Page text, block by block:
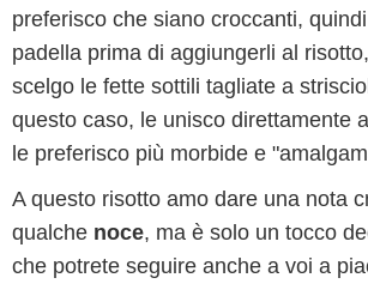
preferisco che siano croccanti,
padella prima di aggiungerli al
scelgo le fette sottili tagliate a
questo caso, le unisco direttamente
le preferisco più morbide e
A questo risotto amo dare una nota
qualche noce, ma è solo un tocco
che potrete seguire anche a voi a